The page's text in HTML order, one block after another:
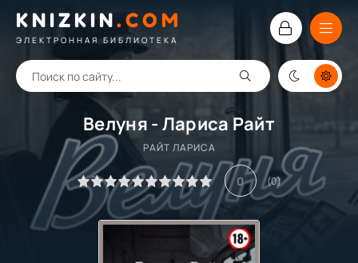
KNIZKIN. COM
ЭЛЕКТРОННАЯ БИБЛИОТЕКА
Велуня - Лариса Райт
РАЙТ ЛАРИСА
0 (0)